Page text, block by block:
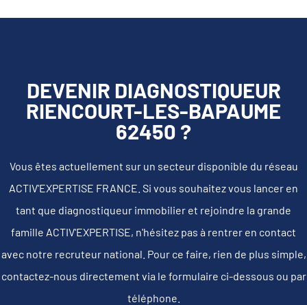
DEVENIR DIAGNOSTIQUEUR
RIENCOURT-LES-BAPAUME
62450 ?
Vous êtes actuellement sur un secteur disponible du réseau
ACTIV'EXPERTISE FRANCE. Si vous souhaitez vous lancer en
tant que diagnostiqueur immobilier et rejoindre la grande
famille ACTIV'EXPERTISE, n'hésitez pas à rentrer en contact
avec notre recruteur national. Pour ce faire, rien de plus simple,
contactez-nous directement via le formulaire ci-dessous ou par
téléphone.